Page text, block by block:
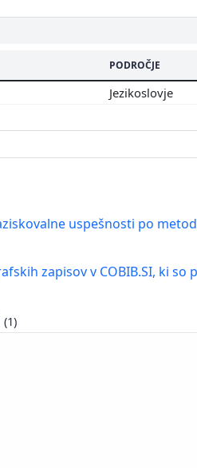
PODROČJE
Jezikoslovje
uspešnosti po
zapisov v COBIB.SI, ki so
(1)